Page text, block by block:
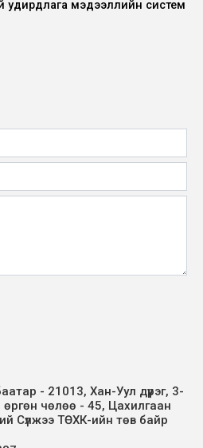
удирдлага мэдээллийн систем
- 21013, Хан-Уул дүүрэг, 3-
чөлөө - 45, Цахилгаан
Сүлжээ ТӨХК-ийн төв байр